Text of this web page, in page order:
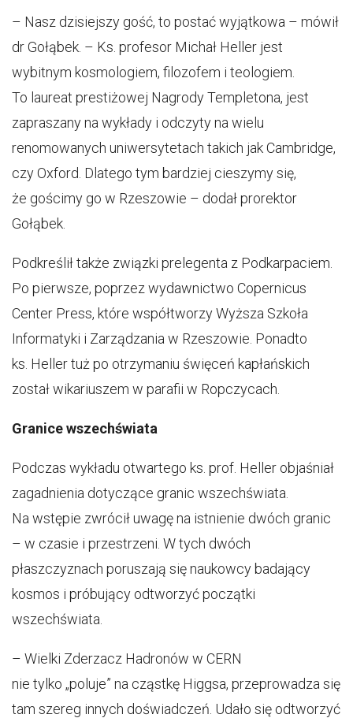
– Nasz dzisiejszy gość, to postać wyjątkowa – mówił
dr Gołąbek. – Ks. profesor Michał Heller jest
wybitnym kosmologiem, filozofem i teologiem.
To laureat prestiżowej Nagrody Templetona, jest
zapraszany na wykłady i odczyty na wielu
renomowanych uniwersytetach takich jak Cambridge,
czy Oxford. Dlatego tym bardziej cieszymy się,
że gościmy go w Rzeszowie – dodał prorektor
Gołąbek.
Podkreślił także związki prelegenta z Podkarpaciem.
Po pierwsze, poprzez wydawnictwo Copernicus
Center Press, które współtworzy Wyższa Szkoła
Informatyki i Zarządzania w Rzeszowie. Ponadto
ks. Heller tuż po otrzymaniu święceń kapłańskich
został wikariuszem w parafii w Ropczycach.
Granice wszechświata
Podczas wykładu otwartego ks. prof. Heller objaśniał
zagadnienia dotyczące granic wszechświata.
Na wstępie zwrócił uwagę na istnienie dwóch granic
– w czasie i przestrzeni. W tych dwóch
płaszczyznach poruszają się naukowcy badający
kosmos i próbujący odtworzyć początki
wszechświata.
– Wielki Zderzacz Hadronów w CERN
nie tylko „poluje” na cząstkę Higgsa, przeprowadza się
tam szereg innych doświadczeń. Udało się odtworzyć